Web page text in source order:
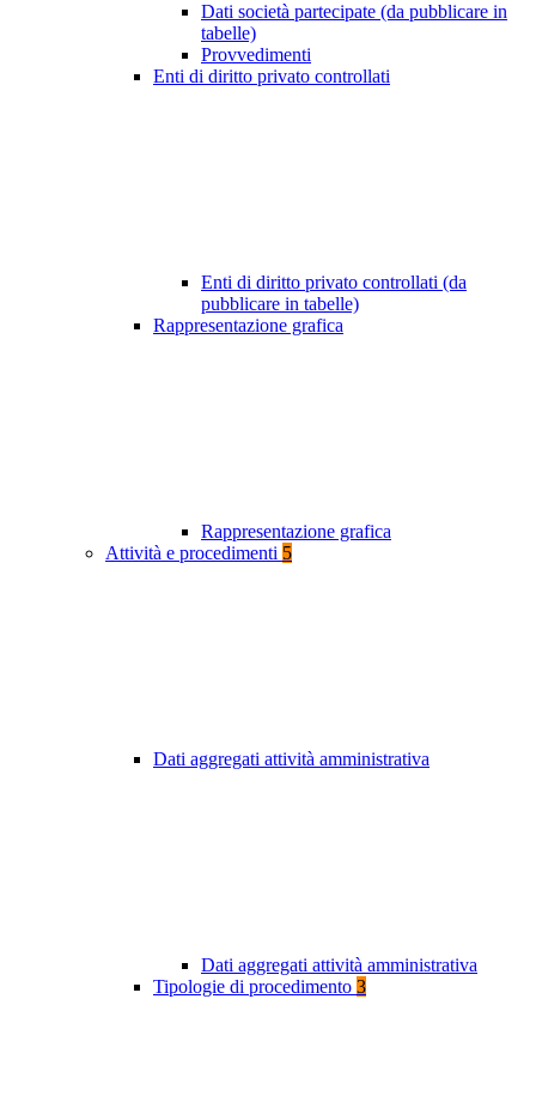
Dati società partecipate (da pubblicare in
tabelle)
Provvedimenti
Enti di diritto privato controllati
Enti di diritto privato controllati (da
pubblicare in tabelle)
Rappresentazione grafica
Rappresentazione grafica
Attività e procedimenti 5
Dati aggregati attività amministrativa
Dati aggregati attività amministrativa
Tipologie di procedimento 3